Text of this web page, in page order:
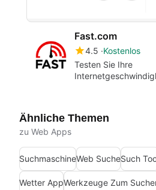
Fast.com
4.5 Kostenlos
Testen Sie Ihre
Ähnliche Themen
zu Web Apps
SuchmaschineWeb SucheSuch
Wetter AppWerkzeuge Zum